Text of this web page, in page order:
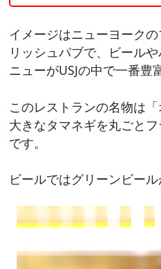
イメージはニューヨーク
リッシュパブで、ビール
ニューがUSJの中で一番豊
このレストランの名物は「
大きなタマネギを丸ごと
です。
ビールではグリーンビール